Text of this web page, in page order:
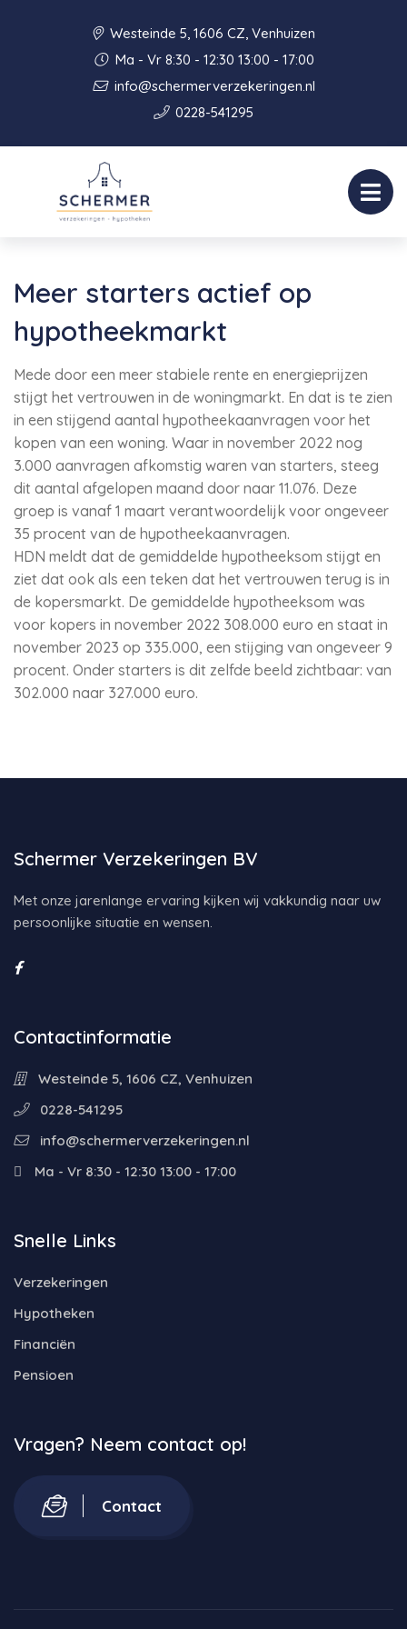
Westeinde 5, 1606 CZ, Venhuizen
Ma - Vr 8:30 - 12:30 13:00 - 17:00
info@schermerverzekeringen.nl
0228-541295
Meer starters actief op
hypotheekmarkt
Mede door een meer stabiele rente en energieprijzen
stijgt het vertrouwen in de woningmarkt. En dat is te zien
in een stijgend aantal hypotheekaanvragen voor het
kopen van een woning. Waar in november 2022 nog
3.000 aanvragen afkomstig waren van starters, steeg
dit aantal afgelopen maand door naar 11.076. Deze
groep is vanaf 1 maart verantwoordelijk voor ongeveer
35 procent van de hypotheekaanvragen.
HDN meldt dat de gemiddelde hypotheeksom stijgt en
ziet dat ook als een teken dat het vertrouwen terug is in
de kopersmarkt. De gemiddelde hypotheeksom was
voor kopers in november 2022 308.000 euro en staat in
november 2023 op 335.000, een stijging van ongeveer 9
procent. Onder starters is dit zelfde beeld zichtbaar: van
302.000 naar 327.000 euro.
Schermer Verzekeringen BV
Met onze jarenlange ervaring kijken wij vakkundig naar uw
persoonlijke situatie en wensen.
Contactinformatie
Westeinde 5, 1606 CZ, Venhuizen
0228-541295
info@schermerverzekeringen.nl
Ma - Vr 8:30 - 12:30 13:00 - 17:00
Snelle Links
Verzekeringen
Hypotheken
Financiën
Pensioen
Vragen? Neem contact op!
Contact